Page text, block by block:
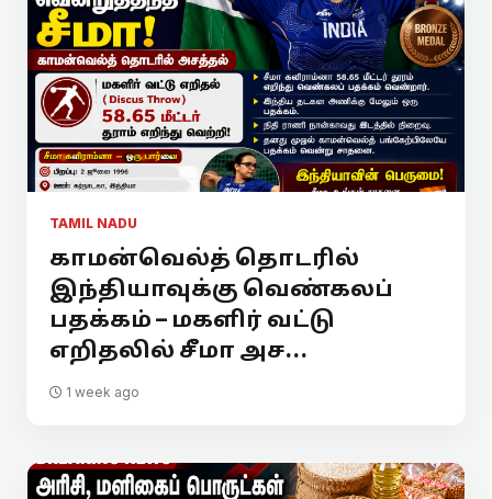
TAMIL NADU
காமன்வெல்த் தொடரில்
இந்தியாவுக்கு வெண்கலப்
பதக்கம் – மகளிர் வட்டு
எறிதலில் சீமா அச...
1 week ago